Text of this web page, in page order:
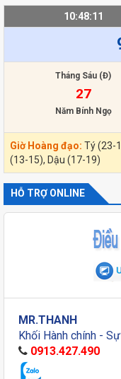
10:48:11
Tháng Sáu (Đ)
27
Năm Bính Ngọ
Giờ Hoàng đạo: Tý (23-
(13-15), Dậu (17-19)
HỖ TRỢ ONLINE
MR.THANH
Khối Hành chính -
0913.427.490